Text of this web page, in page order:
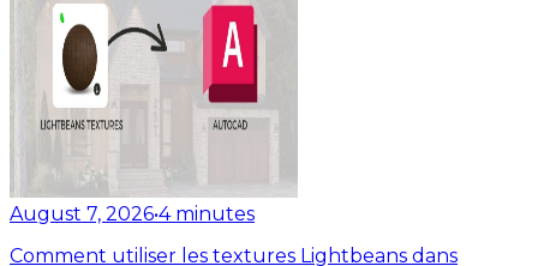
August 7, 2026•4 minutes
Comment utiliser les textures Lightbeans dans